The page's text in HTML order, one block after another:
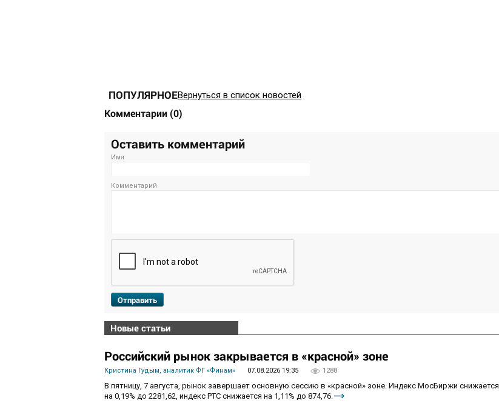
ПОПУЛЯРНОЕВернуться в список новостей
Комментарии (0)
Оставить комментарий
Имя
Комментарий
Отправить
Новые статьи
Российский рынок закрывается в «красной» зоне
Кристина Гудым, аналитик ФГ «Финам» 07.08.2026 19:35 1288
В пятницу, 7 августа, рынок завершает основную сессию в «красной» зоне. Индекс МосБиржи снижается
на 0,19% до 2281,62, индекс РТС снижается на 1,11% до 874,76.